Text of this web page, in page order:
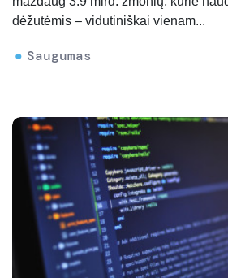
dėžutėmis – vidutiniškai vienam...
Saugumas